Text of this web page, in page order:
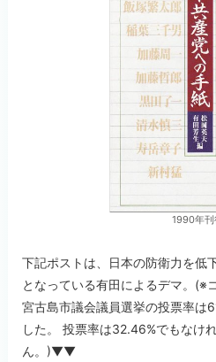
1990年刊
下記ポストは、日本の防衛力を低
となっている有田によるデマ。(※
宮古島市議会議員選挙の投票率は
した。 投票率は32.46%でもなけ
ん。)▼▼